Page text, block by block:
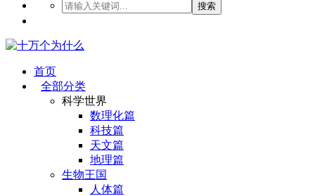
搜索
首页
全部分类
科学世界
数理化篇
科技篇
天文篇
地理篇
生物王国
人体篇